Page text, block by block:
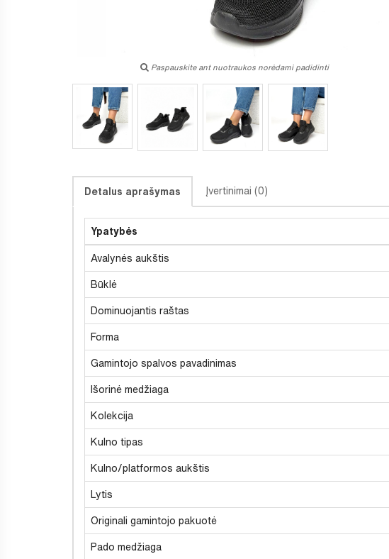
Paspauskite ant nuotraukos norėdami padidinti
Detalus aprašymas Įvertinimai (0)
Ypatybės
Avalynės aukštis
Būklė
Dominuojantis raštas
Forma
Gamintojo spalvos pavadinimas
Išorinė medžiaga
Kolekcija
Kulno tipas
Kulno/platformos aukštis
Lytis
Originali gamintojo pakuotė
Pado medžiaga